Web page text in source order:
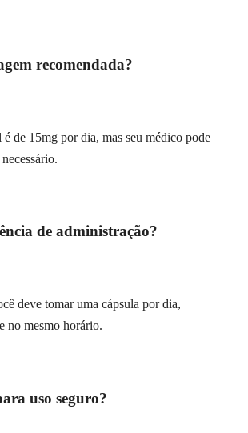
recomendada?
é de 15mg por dia, mas seu médico pode
de administração?
deve tomar uma cápsula por dia,
no mesmo horário.
uso seguro?